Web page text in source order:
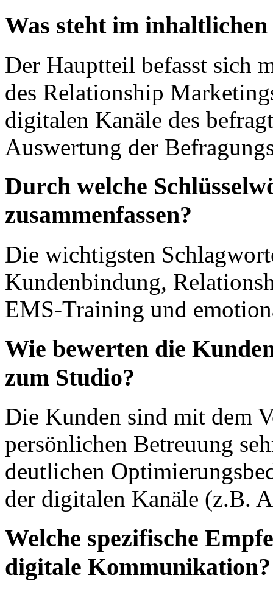
Was steht im
Der Hauptteil befasst sich
des Relationship
digitalen Kanäle des
Auswertung der
Durch welche
zusammenfassen?
Die wichtigsten
Kundenbindung,
EMS-Training und
Wie bewerten die
zum Studio?
Die Kunden sind mit dem
persönlichen Betreuung
deutlichen
der digitalen Kanäle (z.B.
Welche spezifische
digitale Kommunikation?